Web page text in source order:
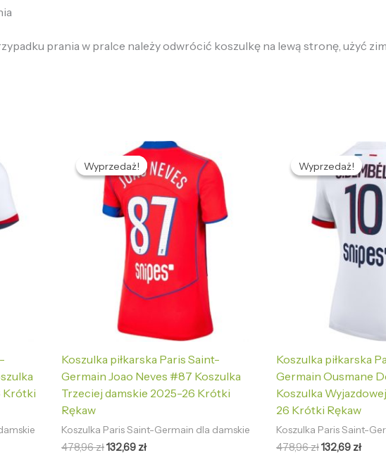
prania w pralce należy odwrócić koszulkę na lewą stronę, użyć
Krótki
Wyprzedaż!
Wyprzedaż!
Koszulka piłkarska Paris Saint-
Germain Joao Neves #87 Koszulka
Trzeciej damskie 2025-26 Krótki
Rękaw
Koszulka Paris Saint-Germain dla damskie
478,96zł
Pierwotna
cena
wynosiła:
478,96 zł.
132,69 zł
Aktualna
cena
wynosi:
132,69 zł.
Wyprzedaż!
Wyprzedaż!
Koszulka piłkarska
Germain Ousmane
Koszulka
26 Krótki Rękaw
Koszulka Paris Saint-
478,96zł
Pierwotna
cena
wynosiła:
478,96 zł.
132,69 zł
cena